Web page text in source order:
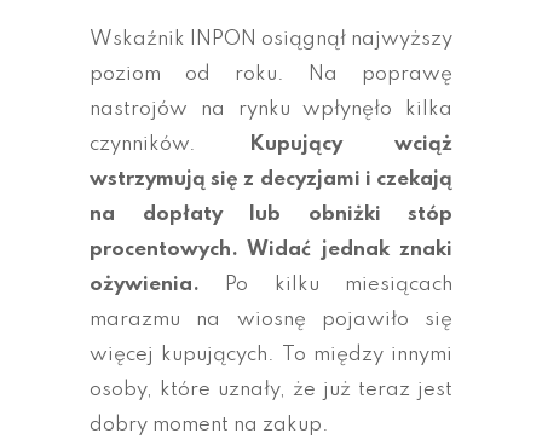
Wskaźnik INPON osiągnął najwyższy
poziom od roku. Na poprawę
nastrojów na rynku wpłynęło kilka
czynników.
Kupujący wciąż
wstrzymują się z decyzjami i czekają
na dopłaty lub obniżki stóp
procentowych. Widać jednak znaki
ożywienia. Po kilku miesiącach
marazmu na wiosnę pojawiło się
więcej kupujących. To między innymi
osoby, które uznały, że już teraz jest
dobry moment na zakup.